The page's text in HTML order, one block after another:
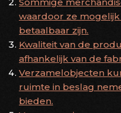
waardoor ze
betaalbaar zijn.
Kwaliteit van de
afhankelijk van de
Verzamelobjecten
ruimte in beslag
bieden.